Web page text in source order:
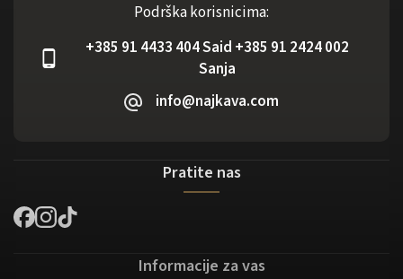
Podrška korisnicima:
+385 91 4433 404 Said +385 91 2424 002
Sanja
info@najkava.com
Pratite nas
Informacije za vas